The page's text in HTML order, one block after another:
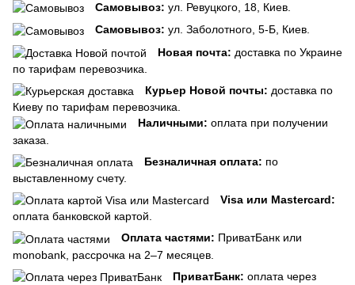
Самовывоз: ул. Ревуцкого, 18, Киев.
Самовывоз: ул. Заболотного, 5-Б, Киев.
Новая почта: доставка по Украине
по тарифам перевозчика.
Курьер Новой почты: доставка по
Киеву по тарифам перевозчика.
Наличными: оплата при получении
заказа.
Безналичная оплата: по
выставленному счету.
Visa или Mastercard:
оплата банковской картой.
Оплата частями: ПриватБанк или
monobank, рассрочка на 2–7 месяцев.
ПриватБанк: оплата через